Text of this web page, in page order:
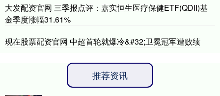
大发配资官网 三季报点评：嘉实恒生医疗保健ETF(QDII)基
金季度涨幅31.61%
现在股票配资官网 中超首轮就爆冷&#32;卫冕冠军遭败绩
推荐资讯